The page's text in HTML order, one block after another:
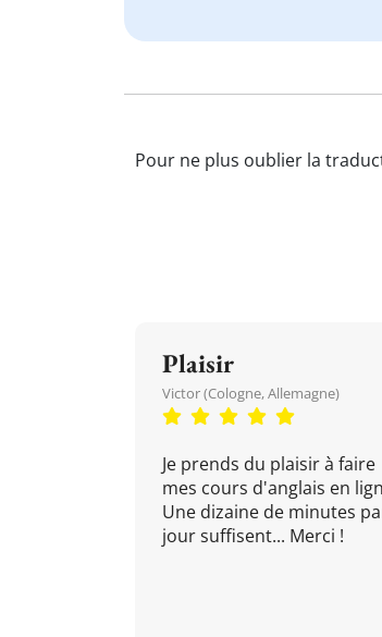
Pour ne plus oublier la
Plaisir
Victor (Cologne, Allemagne)
Je prends du plaisir à faire
mes cours d'anglais en
Une dizaine de minutes
jour suffisent... Merci !